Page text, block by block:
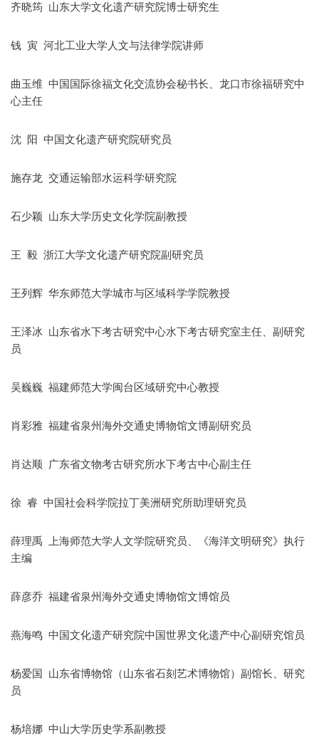
齐晓筠 山东大学文化遗产研究院博士研究生
钱 寅 河北工业大学人文与法律学院讲师
曲玉维 中国国际徐福文化交流协会秘书长、龙口市徐福研究中
心主任
沈 阳 中国文化遗产研究院研究员
施存龙 交通运输部水运科学研究院
石少颖 山东大学历史文化学院副教授
王 毅 浙江大学文化遗产研究院副研究员
王列辉 华东师范大学城市与区域科学学院教授
王泽冰 山东省水下考古研究中心水下考古研究室主任、副研究
员
吴巍巍 福建师范大学闽台区域研究中心教授
肖彩雅 福建省泉州海外交通史博物馆文博副研究员
肖达顺 广东省文物考古研究所水下考古中心副主任
徐 睿 中国社会科学院拉丁美洲研究所助理研究员
薛理禹 上海师范大学人文学院研究员、《海洋文明研究》执行
主编
薛彦乔 福建省泉州海外交通史博物馆文博馆员
燕海鸣 中国文化遗产研究院中国世界文化遗产中心副研究馆员
杨爱国 山东省博物馆（山东省石刻艺术博物馆）副馆长、研究
员
杨培娜 中山大学历史学系副教授